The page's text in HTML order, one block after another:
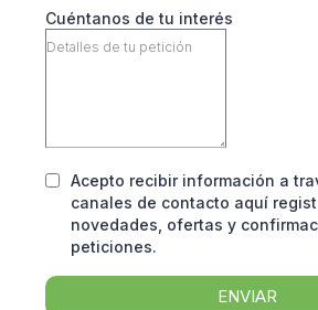
Cuéntanos de tu interés
Acepto recibir información a
canales de contacto aquí
novedades, ofertas y
peticiones.
ENVIAR